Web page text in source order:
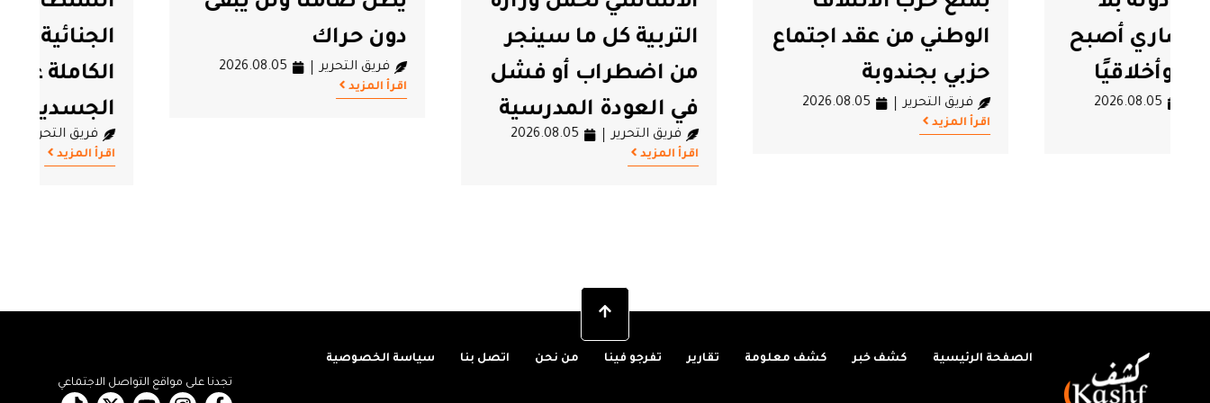
#جندوبة #حزب الائتلاف الوطني
الوطني من عقد اجتماع
حزبي بجندوبة
فريق التحرير 2026.08.05
التربية كل ما سينجر
من اضطراب أو فشل
في العودة المدرسية
2026.08.05
دون حراك
فريق التحرير 2026.08.05
اقرأ المزيد
الجنائية والحقوقية
الكاملة عن السلامة
الجسدية وحياة راشد
2026.08.05
تجدنا على مواقع التواصل الاجتماعي
الصفحة الرئيسية كشف خبر كشف معلومة تقارير تفرجو فينا من نحن اتصل بنا سياسة الخصوصية